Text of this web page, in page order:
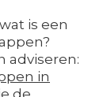
is een
adviseren:
in